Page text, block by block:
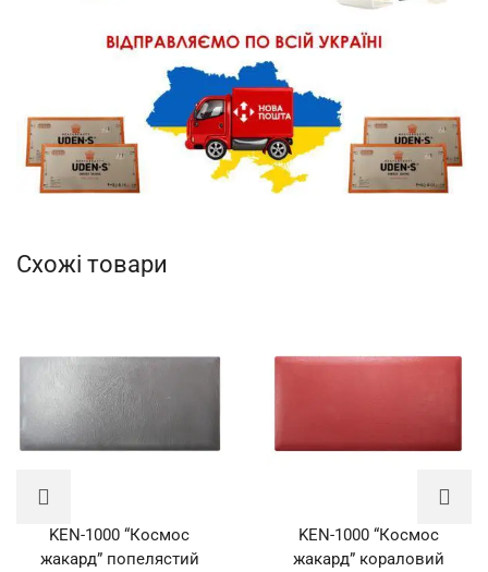
Схожі товари
KEN-1000 “Космос
жакард” попелястий
KEN-1000 “Космос
жакард” кораловий